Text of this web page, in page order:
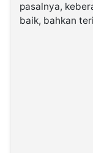
Kabarbaru.co
2026
pasalnya,
baik, bahkan